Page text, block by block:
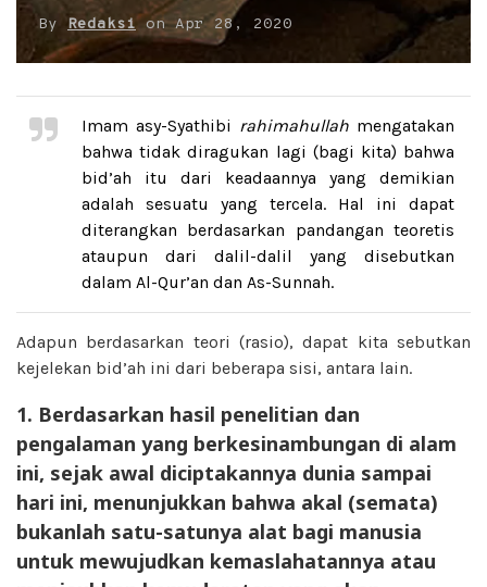
ByRedaksionApr 28, 2020
Imam asy-Syathibi rahimahullah mengatakan
bahwa tidak diragukan lagi (bagi kita) bahwa
bid’ah itu dari keadaannya yang demikian
adalah sesuatu yang tercela. Hal ini dapat
diterangkan berdasarkan pandangan teoretis
ataupun dari dalil-dalil yang disebutkan
dalam Al-Qur’an dan As-Sunnah.
Adapun berdasarkan teori (rasio), dapat kita sebutkan
kejelekan bid’ah ini dari beberapa sisi, antara lain.
1. Berdasarkan hasil penelitian dan
pengalaman yang berkesinambungan di alam
ini, sejak awal diciptakannya dunia sampai
hari ini, menunjukkan bahwa akal (semata)
bukanlah satu-satunya alat bagi manusia
untuk mewujudkan kemaslahatannya atau